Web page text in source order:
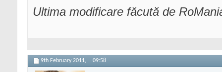
Ultima modificare făcută de
9th February 2011, 09:58